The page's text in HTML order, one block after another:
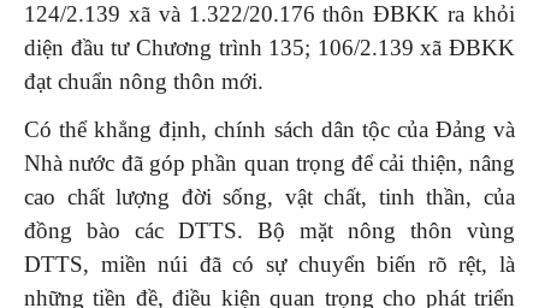
124/2.139 xã và 1.322/20.176 thôn ĐBKK ra khỏi
diện đầu tư Chương trình 135; 106/2.139 xã ĐBKK
đạt chuẩn nông thôn mới.
Có thể khẳng định, chính sách dân tộc của Đảng và
Nhà nước đã góp phần quan trọng để cải thiện, nâng
cao chất lượng đời sống, vật chất, tinh thần, của
đồng bào các DTTS. Bộ mặt nông thôn vùng
DTTS, miền núi đã có sự chuyển biến rõ rệt, là
những tiền đề, điều kiện quan trọng cho phát triển